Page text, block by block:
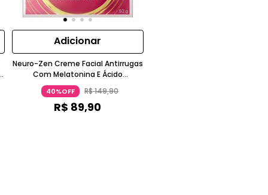
Adicionar
Neuro-Zen Creme Facial Antirrugas
Com Melatonina E Ácido
Hialurônico Pele Seca CICATRICURE
40%OFF R$149,90
R$ 89,90